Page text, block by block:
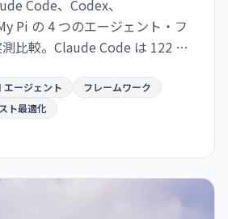
Code、Codex、
Pi の 4 つのエージェント・フ
比較。Claude Code は 122 秒/
いが遅い。成功率は接近。速
選別が必須。
エージェント
フレームワーク
ト最適化